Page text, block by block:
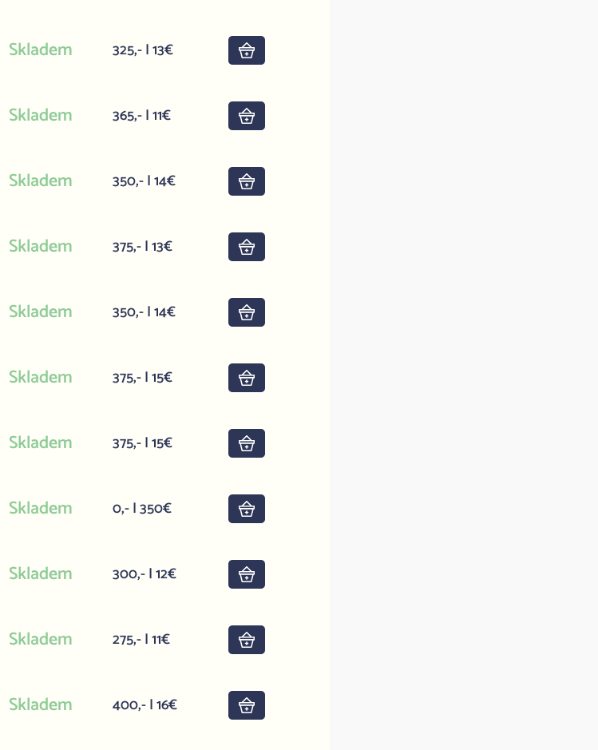
Skladem 325,- | 13€
Skladem 365,- | 11€
Skladem 350,- | 14€
Skladem 375,- | 13€
Skladem 350,- | 14€
Skladem 375,- | 15€
Skladem 375,- | 15€
Skladem 0,- | 350€
Skladem 300,- | 12€
Skladem 275,- | 11€
Skladem 400,- | 16€